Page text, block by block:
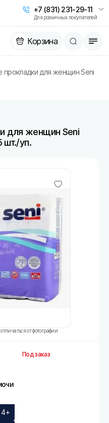
+7 (831) 231-29-11
Для розничных покупателей
Корзина
прокладки для женщин Seni
для женщин Seni
шт./уп.
от фотографии
4+
Под заказ